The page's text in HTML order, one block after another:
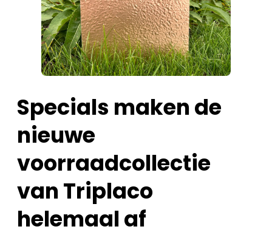
Specials maken de
nieuwe
voorraadcollectie
van Triplaco
helemaal af